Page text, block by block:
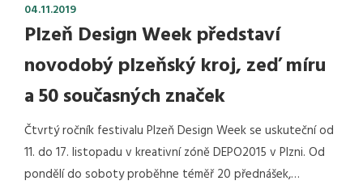
04.11.2019
Plzeň Design Week představí
novodobý plzeňský kroj, zeď míru
a 50 současných značek
Čtvrtý ročník festivalu Plzeň Design Week se uskuteční od
11. do 17. listopadu v kreativní zóně DEPO2015 v Plzni. Od
pondělí do soboty proběhne téměř 20 přednášek,…